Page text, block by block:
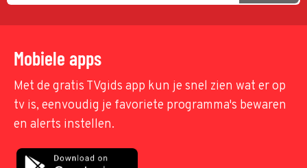
Mobiele apps
Met de gratis TVgids app kun je snel zien wat er op
tv is, eenvoudig je favoriete programma's bewaren
en alerts instellen.